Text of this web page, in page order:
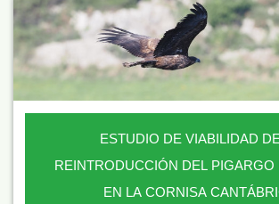
ESTUDIO DE VIABILIDAD
REINTRODUCCIÓN DEL PIGARGO
EN LA CORNISA